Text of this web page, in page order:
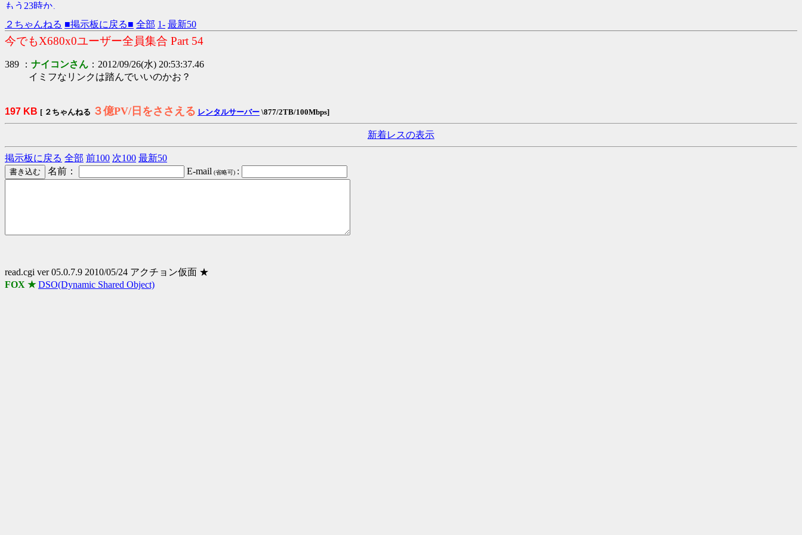
２ちゃんねる ■掲示板に戻る■ 全部 1- 最新50
今でもX680x0ユーザー全員集合 Part 54
389 ： ナイコンさん ：2012/09/26(水) 20:53:37.46
イミフなリンクは踏んでいいのかお？
197 KB [ ２ちゃんねる ３億PV/日をささえる レンタルサーバー \877/2TB/100Mbps]
新着レスの表示
掲示板に戻る 全部 前100 次100 最新50
名前：
E-mail (省略可) :
read.cgi ver 05.0.7.9 2010/05/24 アクチョン仮面 ★
FOX ★ DSO(Dynamic Shared Object)